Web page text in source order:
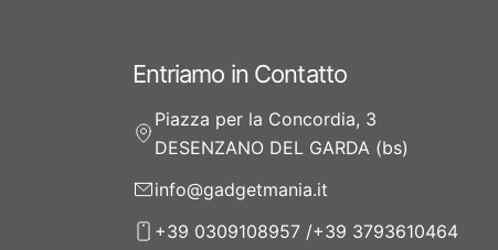
Entriamo in Contatto
Piazza per la Concordia, 3
DESENZANO DEL GARDA (bs)
info@gadgetmania.it
+39 0309108957 /+39 3793610464